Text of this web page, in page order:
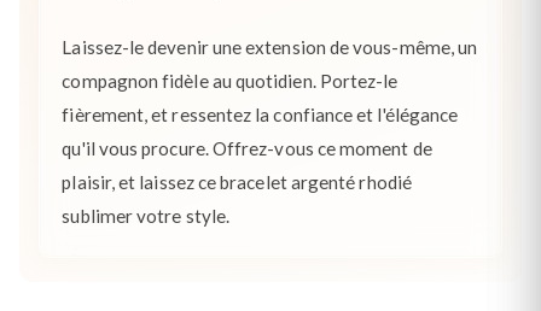
Laissez-le devenir une extension de vous-même, un
compagnon fidèle au quotidien. Portez-le
fièrement, et ressentez la confiance et l'élégance
qu'il vous procure. Offrez-vous ce moment de
plaisir, et laissez ce bracelet argenté rhodié
sublimer votre style.